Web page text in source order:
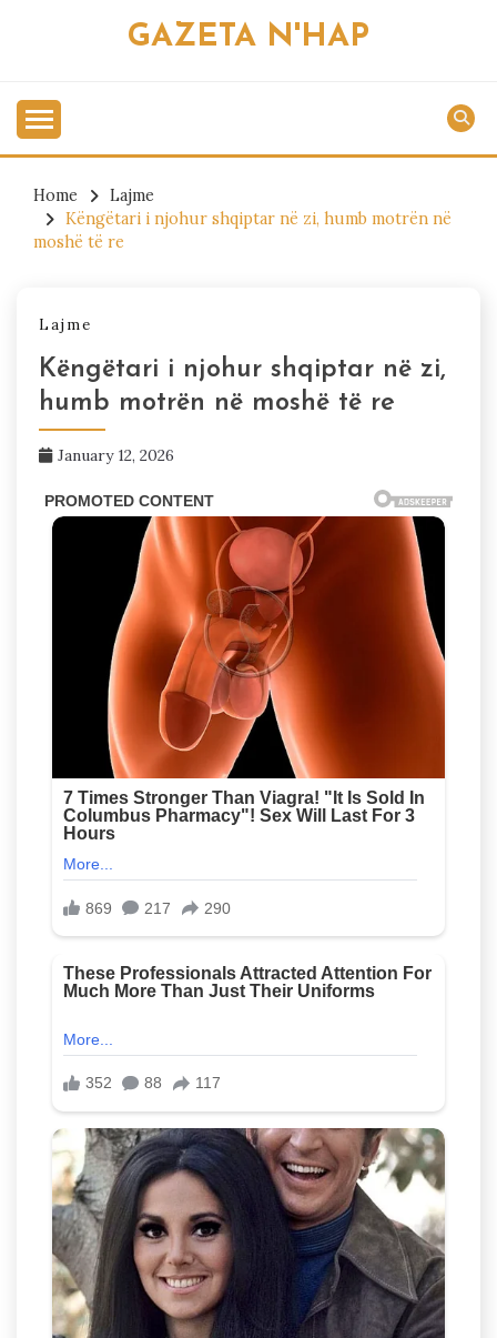
GAZETA N'HAP
Home
Lajme
Këngëtari i njohur shqiptar në zi, humb motrën në
moshë të re
Lajme
Këngëtari i njohur shqiptar në zi,
humb motrën në moshë të re
January 12, 2026